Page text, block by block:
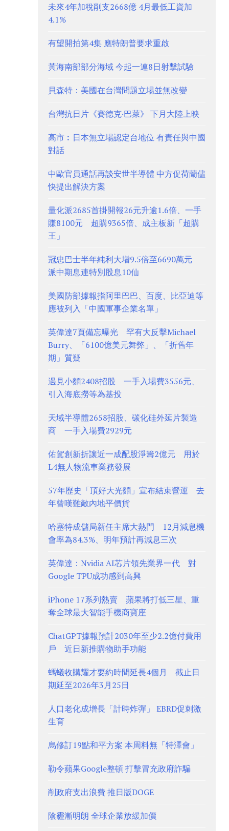
未來4年加稅削支2668億 4月最低工資加
4.1%
有望開拍第4集 應特朗普要求重啟
黃海南部部分海域 今起一連8日射擊試驗
貝森特：美國在台灣問題立場並無改變
台灣抗日片《賽德克·巴萊》 下月大陸上映
高市︰日本無立場認定台地位 有責任與中國
對話
中歐官員通話再談安世半導體 中方促荷蘭儘
快提出解決方案
量化派2685首掛開報26元升逾1.6倍、一手
賺8100元 超購9365倍、成主板新「超購
王」
冠忠巴士半年純利大增9.5倍至6690萬元
派中期息連特別股息10仙
美國防部據報指阿里巴巴、百度、比亞迪等
應被列入「中國軍事企業名單」
英偉達7頁備忘曝光 罕有大反擊Michael
Burry、「6100億美元舞弊」、「折舊年
期」質疑
遇見小麵2408招股 一手入場費3556元、
引入海底撈等為基投
天域半導體2658招股、碳化硅外延片製造
商 一手入場費2929元
佑駕創新折讓近一成配股淨籌2億元 用於
L4無人物流車業務發展
57年歷史「頂好大光麵」宣布結束營運 去
年曾嘆難敵內地平價貨
哈塞特成儲局新任主席大熱門 12月減息機
會率為84.3%、明年預計再減息三次
英偉達：Nvidia AI芯片領先業界一代 對
Google TPU成功感到高興
iPhone 17系列熱賣 蘋果將打低三星、重
奪全球最大智能手機商寶座
ChatGPT據報預計2030年至少2.2億付費用
戶 近日新推購物助手功能
螞蟻收購耀才要約時間延長4個月 截止日
期延至2026年3月25日
人口老化成增長「計時炸彈」 EBRD促刺激
生育
烏修訂19點和平方案 本周料無「特澤會」
勒令蘋果Google整頓 打擊冒充政府詐騙
削政府支出浪費 推日版DOGE
陰霾漸明朗 全球企業放緩加價